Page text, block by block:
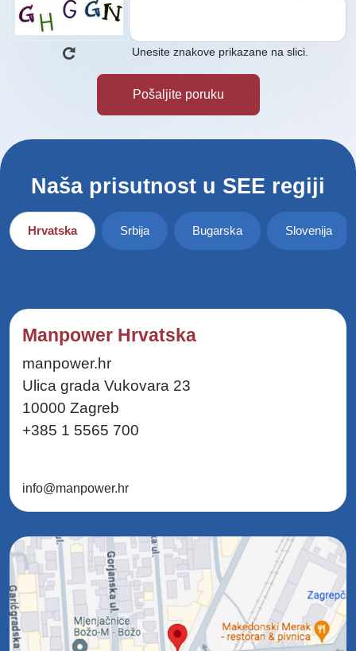
Unesite znakove prikazane na slici.
Naša prisutnost u SEE regiji
Hrvatska Srbija Bugarska Slovenija
Manpower Hrvatska
manpower.hr
Ulica grada Vukovara 23
10000 Zagreb
+385 1 5565 700
info@manpower.hr